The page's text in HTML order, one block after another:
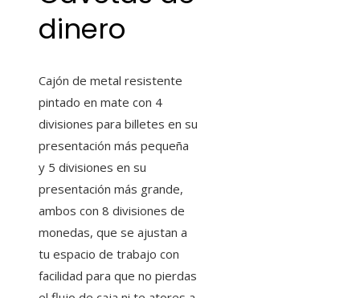
dinero
Cajón de metal resistente
pintado en mate con 4
divisiones para billetes en su
presentación más pequeña
y 5 divisiones en su
presentación más grande,
ambos con 8 divisiones de
monedas, que se ajustan a
tu espacio de trabajo con
facilidad para que no pierdas